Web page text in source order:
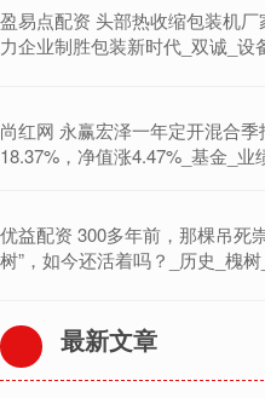
盈易点配资 头部热收缩包装机
力企业制胜包装新时代_双诚_设
尚红网 永赢宏泽一年定开混合
18.37%，净值涨4.47%_基金_业
优益配资 300多年前，那棵吊死
树”，如今还活着吗？_历史_槐
最新文章